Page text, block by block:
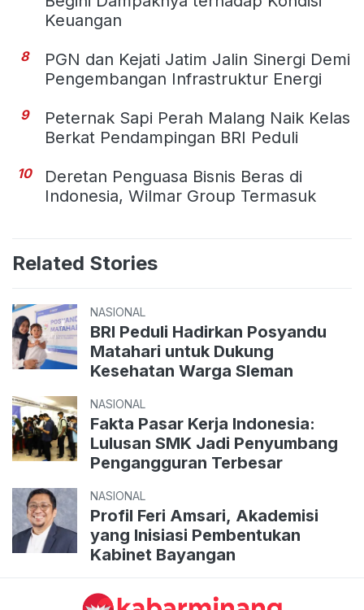
Keuangan
8
PGN dan Kejati Jatim Jalin Sinergi Demi
Pengembangan Infrastruktur Energi
9
Peternak Sapi Perah Malang Naik Kelas
Berkat Pendampingan BRI Peduli
10
Deretan Penguasa Bisnis Beras di
Indonesia, Wilmar Group Termasuk
Related Stories
NASIONAL
BRI Peduli Hadirkan Posyandu
Matahari untuk Dukung
Kesehatan Warga Sleman
NASIONAL
Fakta Pasar Kerja Indonesia:
Lulusan SMK Jadi Penyumbang
Pengangguran Terbesar
NASIONAL
Profil Feri Amsari, Akademisi
yang Inisiasi Pembentukan
Kabinet Bayangan